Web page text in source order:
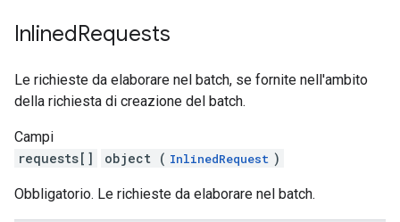
InlinedRequests
Le richieste da elaborare nel batch, se fornite nell'ambito
della richiesta di creazione del batch.
Campi
requests[]
object ( InlinedRequest )
Obbligatorio. Le richieste da elaborare nel batch.